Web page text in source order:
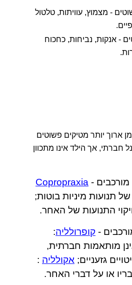
- מצמוץ, עוויתות, טלטול
- אנקות, נביחות, כחכוח
ארוך יותר מטיקים פשוטים
חברתי, אך הילד אינו מתכוון
מורכבים - Copropraxia
של תנועות מיניות בוטות;
התנועות של האחר.
- קופרולליה:
מותאמות חברתית,
גזעניים; אקולליה :
או על דברי האחר.